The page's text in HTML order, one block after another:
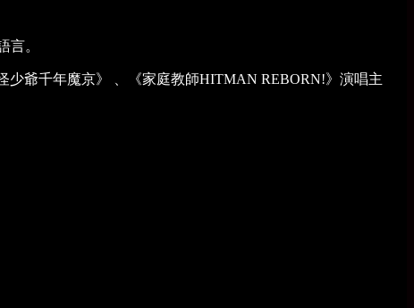
言。
爺千年魔京》 、《家庭教師HITMAN REBORN!》演唱主